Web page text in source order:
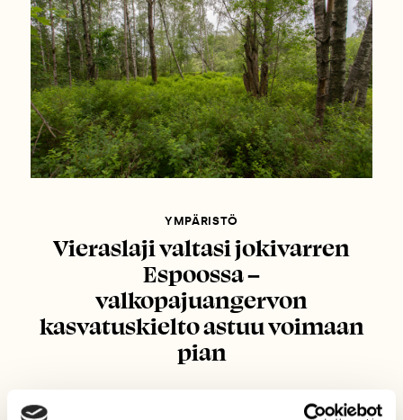
YMPÄRISTÖ
Vieraslaji valtasi jokivarren
Espoossa –
valkopajuangervon
kasvatuskielto astuu voimaan
pian